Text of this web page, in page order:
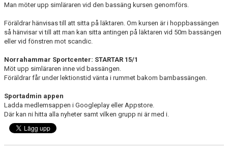
Man möter upp simläraren vid den bassäng kursen genomförs.
Föräldrar hänvisas till att sitta på läktaren. Om kursen är i hoppbassängen
så hänvisar vi till att man kan sitta antingen på läktaren vid 50m bassängen
eller vid fönstren mot scandic.
Norrahammar Sportcenter: STARTAR 15/1
Möt upp simläraren inne vid bassängen.
Föräldrar får under lektionstid vänta i rummet bakom barnbassängen.
Sportadmin appen
Ladda medlemsappen i Googleplay eller Appstore.
Där kan ni hitta alla nyheter samt vilken grupp ni är med i.